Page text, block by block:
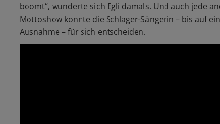
boomt“, wunderte sich Egli damals. Und auch jede
Mottoshow konnte die Schlager-Sängerin – bis auf
Ausnahme – für sich entscheiden.